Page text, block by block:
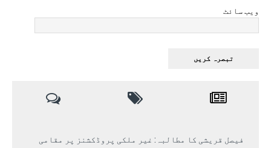
ویب سائٹ
فیصل قریشی کا مطالبہ: غیر ملکی پروڈکشنز پر مقامی